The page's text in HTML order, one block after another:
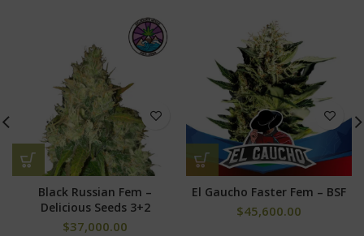
Black Russian Fem –
Delicious Seeds 3+2
$37,000.00
El Gaucho Faster Fem – BSF
$45,600.00